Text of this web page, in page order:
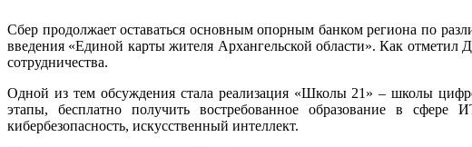
Сбер продолжает оставаться основным опорным банком региона по
введения «Единой карты жителя Архангельской области». Как отметил
сотрудничества.
Одной из тем обсуждения стала реализация «Школы 21» – школы
этапы, бесплатно получить востребованное образование в сфере
кибербезопасность, искусственный интеллект.